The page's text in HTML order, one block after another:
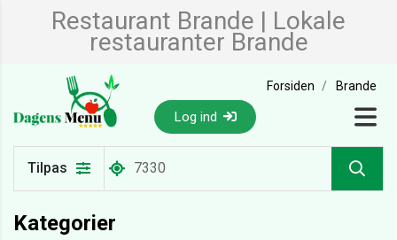
Restaurant Brande | Lokale
restauranter Brande
Forsiden Brande
Log ind
Tilpas
Kategorier